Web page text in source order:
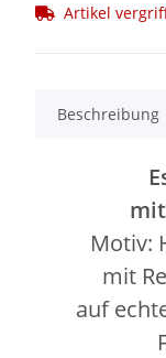
Artikel
Beschreibung
Motiv:
mit
auf